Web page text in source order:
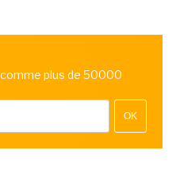
plus de 50000
OK